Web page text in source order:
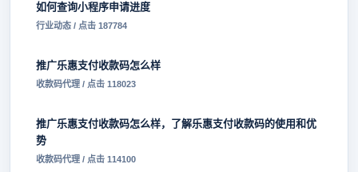
如何查询小程序申请进度
行业动态 / 点击 187784
推广乐惠支付收款码怎么样
收款码代理 / 点击 118023
推广乐惠支付收款码怎么样，了解乐惠支付收款码的使用和优
势
收款码代理 / 点击 114100